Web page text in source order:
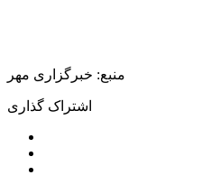
منبع: خبرگزاری مهر
اشتراک گذاری